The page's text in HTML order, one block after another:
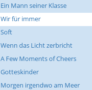
Ein Mann seiner Klasse
Wir für immer
Soft
Wenn das Licht zerbricht
A Few Moments of Cheers
Gotteskinder
Morgen irgendwo am Meer